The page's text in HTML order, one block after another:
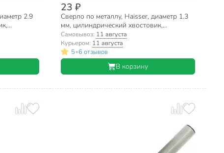
2.9
23 ₽
Сверло по металлу, Haisser, диаметр 1.3
мм, цилиндрический хвостовик,
HS101040
Самовывоз: 11 августа
Курьером: 11 августа
5•6 отзывов
В корзину